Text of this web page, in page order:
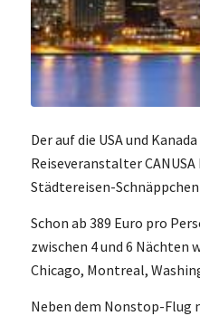
Der auf die USA und
Reiseveranstalter
Städtereisen-Schnäppchen
Schon ab 389 Euro pro
zwischen 4 und 6 Nächten
Chicago, Montreal,
Neben dem Nonstop-Flug